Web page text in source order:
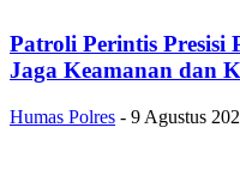
Patroli Perintis Presisi
Jaga Keamanan dan
Humas Polres - 9 Agustus